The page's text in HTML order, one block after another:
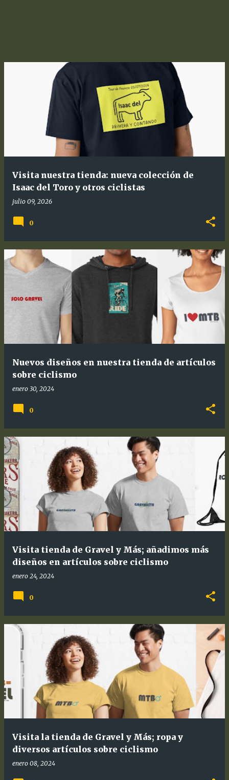
Visita nuestra tienda: nueva colección de
Isaac del Toro y otros ciclistas
julio 09, 2026
0
Nuevos diseños en nuestra tienda de artículos
sobre ciclismo
enero 30, 2024
0
Visita tienda de Gravel y Más; añadimos más
diseños en artículos sobre ciclismo
enero 24, 2024
0
Visita la tienda de Gravel y Más; ropa y
diversos artículos sobre ciclismo
enero 08, 2024